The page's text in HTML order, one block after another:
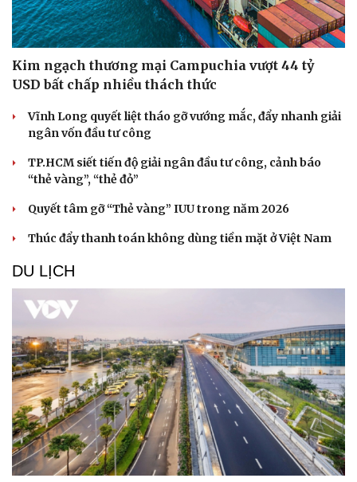
Văn hóa
Sân khấu - Điện ảnh
Giải trí
Nghệ sĩ
Kim ngạch thương mại Campuchia vượt 44 tỷ
USD bất chấp nhiều thách thức
Vĩnh Long quyết liệt tháo gỡ vướng mắc, đẩy nhanh giải
ngân vốn đầu tư công
TP.HCM siết tiến độ giải ngân đầu tư công, cảnh báo
“thẻ vàng”, “thẻ đỏ”
Quyết tâm gỡ “Thẻ vàng” IUU trong năm 2026
Thúc đẩy thanh toán không dùng tiền mặt ở Việt Nam
DU LỊCH